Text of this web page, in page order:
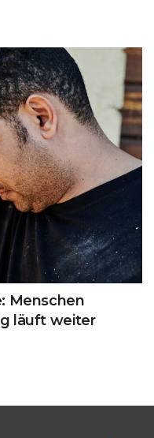
Menschen
läuft weiter